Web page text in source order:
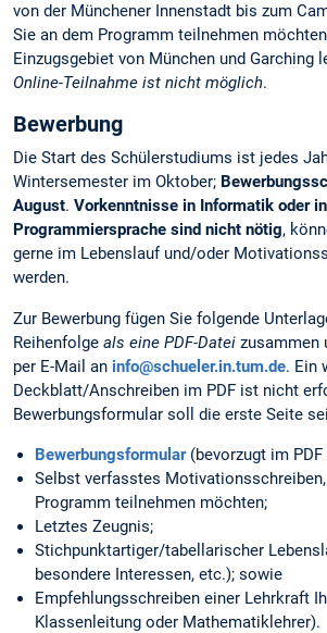
von der Münchener Innenstadt bis zum
Sie an dem Programm teilnehmen
Einzugsgebiet von München und Garching
Online-Teilnahme ist nicht möglich.
Bewerbung
Die Start des Schülerstudiums ist jedes
Wintersemester im Oktober;
August. Vorkenntnisse in Informatik oder
Programmiersprache sind nicht nötig,
gerne im Lebenslauf und/oder
werden.
Zur Bewerbung fügen Sie folgende
Reihenfolge als eine PDF-Datei zusammen
per E-Mail an info@schueler.in.tum.de. Ein
Deckblatt/Anschreiben im PDF ist nicht
Bewerbungsformular soll die erste Seite
Bewerbungsformular(bevorzugt im PDF
Selbst verfasstes
Programm teilnehmen möchten;
Letztes Zeugnis;
Stichpunktartiger/tabellarischer
besondere Interessen, etc.); sowie
Empfehlungsschreiben einer Lehrkraft
Klassenleitung oder Mathematiklehrer).